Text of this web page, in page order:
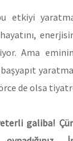
etkiyi
Ama
de olsa
galiba!